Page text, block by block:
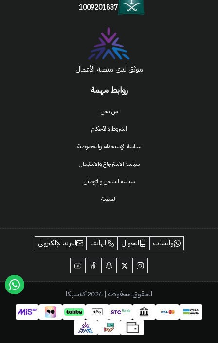
روابط مهمة
من نحن
الشروط والأحكام
سياسة الإستخدام والخصوصية
سياسة الاسترجاع والاستبدال
سياسة الشحن والتوصيل
المدونة
1009201837
موثق لدى منصة الأعمال
واتساب الجوال الهاتف البريد الإلكتروني
الحقوق محفوظة | 2026 كلاسيكا